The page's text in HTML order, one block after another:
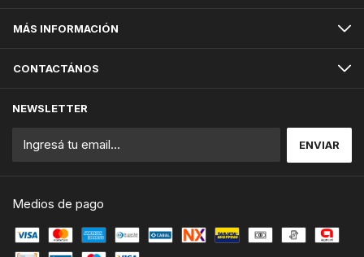
MÁS INFORMACIÓN
CONTACTÁNOS
NEWSLETTER
Medios de pago